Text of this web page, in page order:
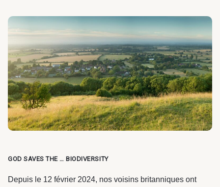
GOD SAVES THE … BIODIVERSITY
Depuis le 12 février 2024, nos voisins britanniques ont